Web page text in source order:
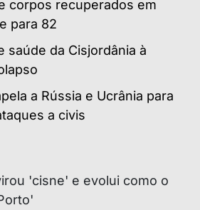
corpos recuperados em
para 82
saúde da Cisjordânia à
a Rússia e Ucrânia para
a civis